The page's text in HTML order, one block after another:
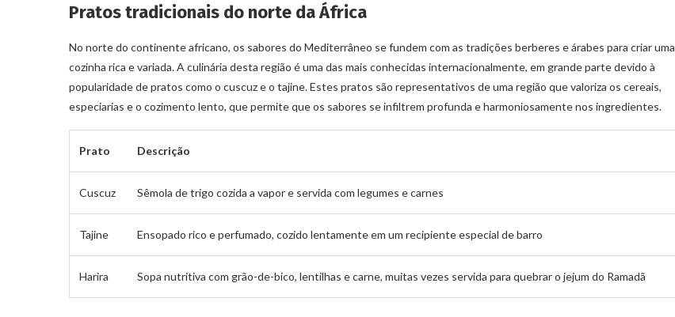
Pratos tradicionais do norte da África
No norte do continente africano, os sabores do Mediterrâneo se fundem com as tradições berberes e árabes para criar uma
cozinha rica e variada. A culinária desta região é uma das mais conhecidas internacionalmente, em grande parte devido à
popularidade de pratos como o cuscuz e o tajine. Estes pratos são representativos de uma região que valoriza os cereais,
especiarias e o cozimento lento, que permite que os sabores se infiltrem profunda e harmoniosamente nos ingredientes.
Prato Descrição
Cuscuz Sêmola de trigo cozida a vapor e servida com legumes e carnes
Tajine Ensopado rico e perfumado, cozido lentamente em um recipiente especial de barro
Harira Sopa nutritiva com grão-de-bico, lentilhas e carne, muitas vezes servida para quebrar o jejum do Ramadã